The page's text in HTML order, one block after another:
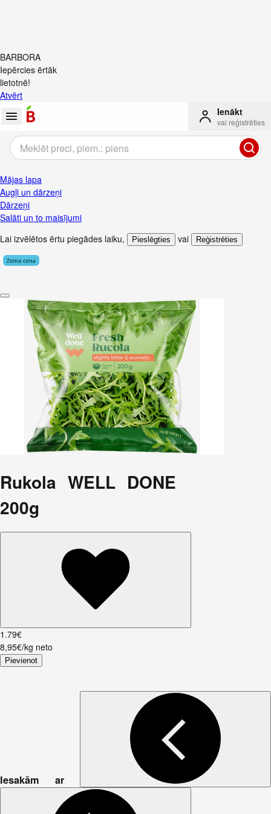
BARBORA
Iepērcies ērtāk
lietotnē!
Atvērt
Ienākt
vai reģistrēties
Mājas lapa
Augļi un dārzeņi
Dārzeņi
Salāti un to maisījumi
Lai izvēlētos ērtu piegādes laiku, Pieslēgties vai Reģistrēties
Rukola WELL DONE
200g
1 .79€
8,95€/kg neto
Pievienot
Iesakām ar